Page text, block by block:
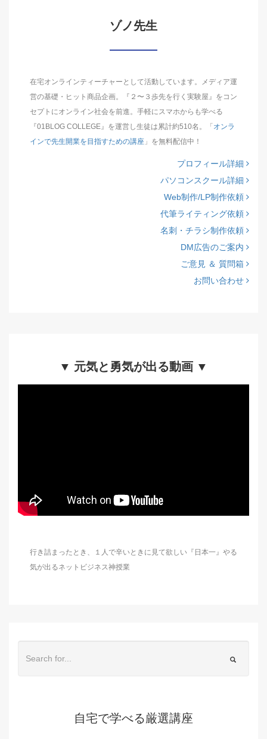
ゾノ先生
在宅オンラインティーチャーとして活動しています。メディア運
営の基礎・ヒット商品企画。『２〜３歩先を行く実験屋』をコン
セプトにオンライン社会を前進。手軽にスマホからも学べる
『01BLOG COLLEGE』を運営し生徒は累計約510名。「オンラ
インで先生開業を目指すための講座 」を無料配信中！
プロフィール詳細
パソコンスクール詳細
Web制作/LP制作依頼
代筆ライティング依頼
名刺・チラシ制作依頼
DM広告のご案内
ご意見 ＆ 質問箱
お問い合わせ
▼ 元気と勇気が出る動画 ▼
行き詰まったとき、１人で辛いときに見て欲しい『日本一』やる
気が出るネットビジネス神授業
自宅で学べる厳選講座